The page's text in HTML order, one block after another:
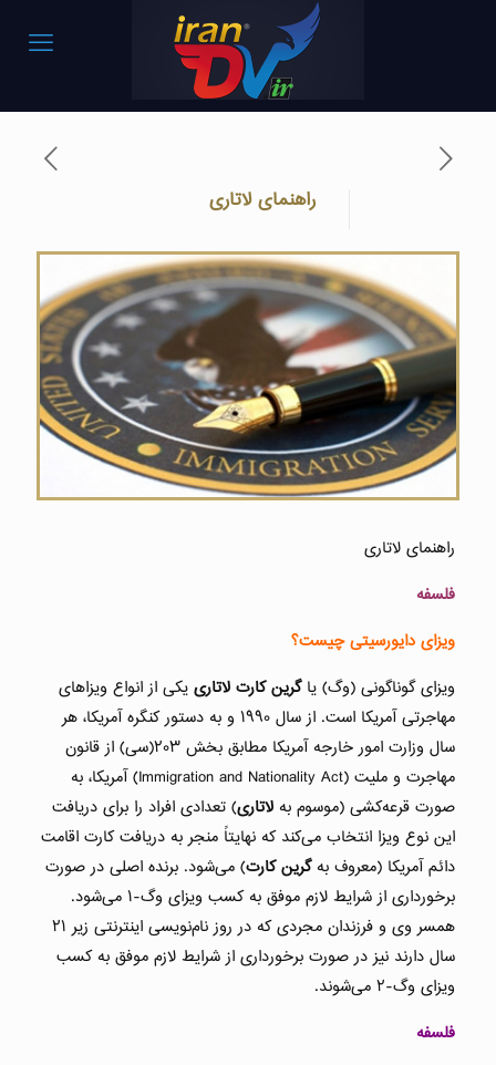
راهنمای لاتاری
راهنمای لاتاری
فلسفه
ویزای دایورسیتی چیست؟
ویزای گوناگونی (وگ) یاگرین کارت لاتارییکی از انواع ویزاهای
مهاجرتی آمریکا است. از سال ۱۹۹۰ و به دستور کنگره آمریکا، هر
سال وزارت امور خارجه آمریکا مطابق بخش ۲۰۳‎(سی) از قانون
مهاجرت و ملیت (Immigration and Nationality Act) آمریکا، به
صورت قرعه‌کشی (موسوم به لاتاری) تعدادی افراد را برای دریافت
این نوع ویزا انتخاب می‌کند که نهایتاً منجر به دریافت کارت اقامت
دائم آمریکا (معروف بهگرین کارت) می‌شود. برنده اصلی در صورت
برخورداری از شرایط لازم موفق به کسب ویزای وگ-۱ می‌شود.
همسر وی و فرزندان مجردی که در روز نام‌نویسی اینترنتی زیر ۲۱
سال دارند نیز در صورت برخورداری از شرایط لازم موفق به کسب
ویزای وگ-۲ می‌شوند.
فلسفه